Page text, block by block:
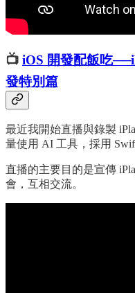
📺 iOS 開發配飯吃
發特別篇
最近我開始直播與錄製
量使用 AI 工具，採用
直播的主要目的是宣傳
會，互相交流。